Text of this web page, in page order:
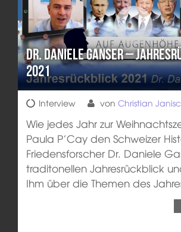
Dr. Daniele Ganser –
2021
Interview von Christian
Wie jedes Jahr zur
Paula P’Cay den Schweizer
Friedensforscher Dr. Daniele
traditonellen Jahresrückblick
Ihm über die Themen des